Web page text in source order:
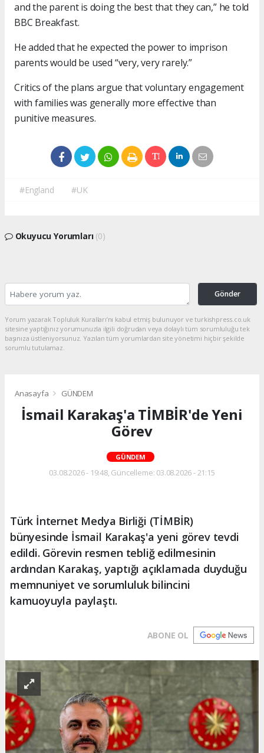
and the parent is doing the best that they can,” he told
BBC Breakfast.
He added that he expected the power to imprison
parents would be used “very, very rarely.”
Critics of the plans argue that voluntary engagement
with families was generally more effective than
punitive measures.
#England #UK
Okuyucu Yorumları (0)
Gönder
Yorum yazarak Topluluk Kuralları’nı kabul etmiş bulunuyor ve turkishpress.co.uk
sitesine yaptığınız yorumunuzla ilgili doğrudan veya dolaylı tüm sorumluluğu tek
başınıza üstleniyorsunuz. Yazılan tüm yorumlardan site yönetimi hiçbir şekilde
sorumlu tutulamaz.
Anasayfa GÜNDEM
İsmail Karakaş'a TİMBİR'de Yeni
Görev
GÜNDEM
03.08.2026 - 19:48, Güncelleme: 03.08.2026 - 21:15
Türk İnternet Medya Birliği (TİMBİR)
bünyesinde İsmail Karakaş'a yeni görev tevdi
edildi. Görevin resmen tebliğ edilmesinin
ardından Karakaş, yaptığı açıklamada duyduğu
memnuniyet ve sorumluluk bilincini
kamuoyuyla paylaştı.
ABONE OL